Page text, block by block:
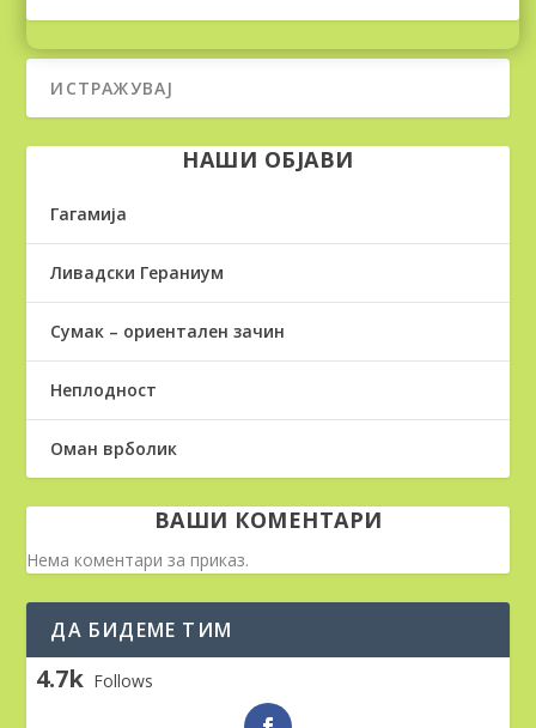
НАШИ ОБЈАВИ
Гагамија
Ливадски Гераниум
Сумак – ориентален зачин
Неплодност
Оман врболик
ВАШИ КОМЕНТАРИ
Нема коментари за приказ.
ДА БИДЕМЕ ТИМ
4.7k Follows